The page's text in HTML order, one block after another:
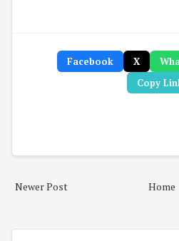
Facebook X
Copy
Newer Post Home